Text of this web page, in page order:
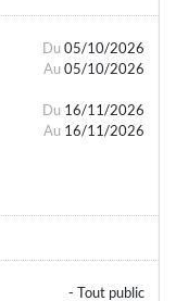
Du 05/10/2026
Au 05/10/2026
Du 16/11/2026
Au 16/11/2026
- Tout public